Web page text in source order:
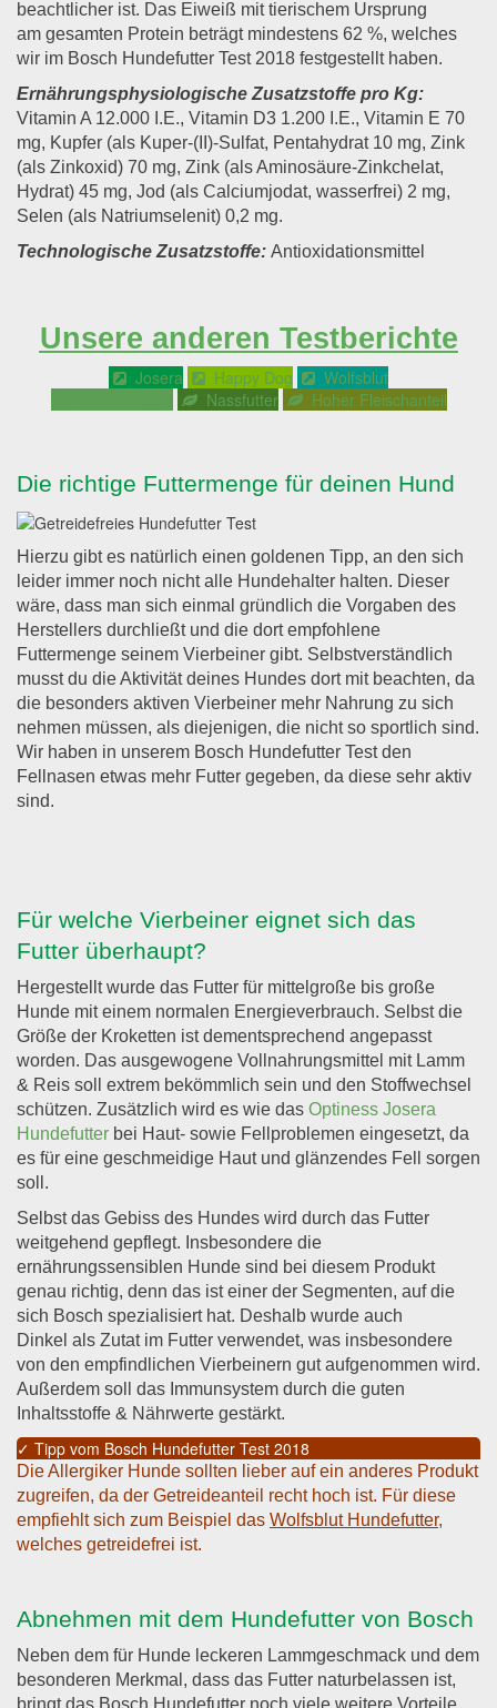
beachtlicher ist. Das Eiweiß mit tierischem Ursprung
am gesamten Protein beträgt mindestens 62 %, welches
wir im Bosch Hundefutter Test 2018 festgestellt haben.
Ernährungsphysiologische Zusatzstoffe pro Kg:
Vitamin A 12.000 I.E., Vitamin D3 1.200 I.E., Vitamin E 70
mg, Kupfer (als Kuper-(II)-Sulfat, Pentahydrat 10 mg, Zink
(als Zinkoxid) 70 mg, Zink (als Aminosäure-Zinkchelat,
Hydrat) 45 mg, Jod (als Calciumjodat, wasserfrei) 2 mg,
Selen (als Natriumselenit) 0,2 mg.
Technologische Zusatzstoffe: Antioxidationsmittel
Unsere anderen Testberichte
Josera Happy Dog
Wolfsblut
Nassfutter Hoher Fleischanteil
Die richtige Futtermenge für deinen Hund
Hierzu gibt es natürlich einen goldenen Tipp, an den sich
leider immer noch nicht alle Hundehalter halten. Dieser
wäre, dass man sich einmal gründlich die Vorgaben des
Herstellers durchließt und die dort empfohlene
Futtermenge seinem Vierbeiner gibt. Selbstverständlich
musst du die Aktivität deines Hundes dort mit beachten, da
die besonders aktiven Vierbeiner mehr Nahrung zu sich
nehmen müssen, als diejenigen, die nicht so sportlich sind.
Wir haben in unserem Bosch Hundefutter Test den
Fellnasen etwas mehr Futter gegeben, da diese sehr aktiv
sind.
Für welche Vierbeiner eignet sich das
Futter überhaupt?
Hergestellt wurde das Futter für mittelgroße bis große
Hunde mit einem normalen Energieverbrauch. Selbst die
Größe der Kroketten ist dementsprechend angepasst
worden. Das ausgewogene Vollnahrungsmittel mit Lamm
& Reis soll extrem bekömmlich sein und den Stoffwechsel
schützen. Zusätzlich wird es wie das Optiness Josera
Hundefutter bei Haut- sowie Fellproblemen eingesetzt, da
es für eine geschmeidige Haut und glänzendes Fell sorgen
soll.
Selbst das Gebiss des Hundes wird durch das Futter
weitgehend gepflegt. Insbesondere die
ernährungssensiblen Hunde sind bei diesem Produkt
genau richtig, denn das ist einer der Segmenten, auf die
sich Bosch spezialisiert hat. Deshalb wurde auch
Dinkel als Zutat im Futter verwendet, was insbesondere
von den empfindlichen Vierbeinern gut aufgenommen wird.
Außerdem soll das Immunsystem durch die guten
Inhaltsstoffe & Nährwerte gestärkt.
✓ Tipp vom Bosch Hundefutter Test 2018
Die Allergiker Hunde sollten lieber auf ein anderes Produkt
zugreifen, da der Getreideanteil recht hoch ist. Für diese
empfiehlt sich zum Beispiel das Wolfsblut Hundefutter,
welches getreidefrei ist.
Abnehmen mit dem Hundefutter von Bosch
Neben dem für Hunde leckeren Lammgeschmack und dem
besonderen Merkmal, dass das Futter naturbelassen ist,
bringt das Bosch Hundefutter noch viele weitere Vorteile